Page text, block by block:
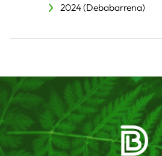
2024 (Debabarrena)